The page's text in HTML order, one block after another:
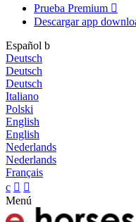
Prueba Premium 
Descargar app
Español b
Deutsch
Deutsch
Deutsch
Italiano
Polski
English
English
Nederlands
Nederlands
Français
c  
Menú